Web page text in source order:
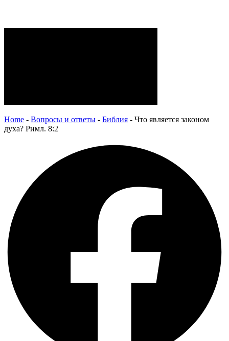
Home - Вопросы и ответы - Библия - Что является законом
духа? Римл. 8:2